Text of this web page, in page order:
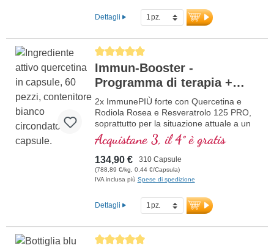
Dettagli
Average rating of 5 out of 5 stars
Immun-Booster -
Programma di terapia +
Resveratrolo
2x ImmunePIÙ forte con Quercetina e
Rodiola Rosea e Resveratrolo 125 PRO,
soprattutto per la situazione attuale a un
prezzo scontato. La formula contiene
selenio, zinco, vitamine C e D che
contribuiscono al normale funzionamento
di un sano sistema immuni
Acquistane 3, il 4° è gratis
134,90 € 310 Capsule
(788,89 €/kg, 0,44 €/Capsula)
IVA inclusa più Spese di spedizione
Dettagli
Average rating of 5 out of 5 stars